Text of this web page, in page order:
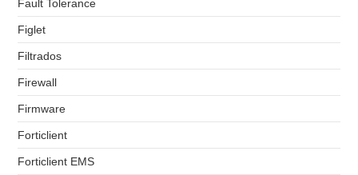
Fault Tolerance
Figlet
Filtrados
Firewall
Firmware
Forticlient
Forticlient EMS